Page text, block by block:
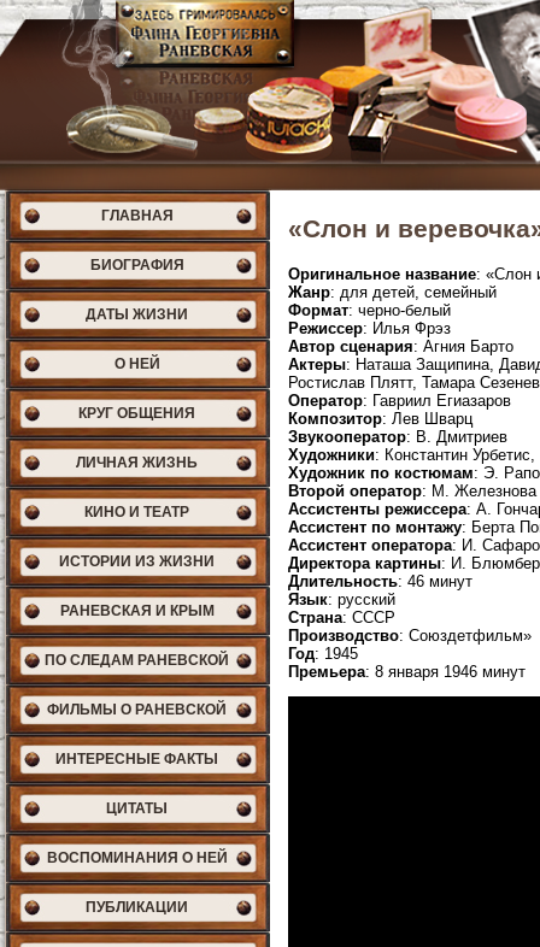
ГЛАВНАЯ
БИОГРАФИЯ
ДАТЫ ЖИЗНИ
О НЕЙ
КРУГ ОБЩЕНИЯ
ЛИЧНАЯ ЖИЗНЬ
КИНО И ТЕАТР
ИСТОРИИ ИЗ ЖИЗНИ
РАНЕВСКАЯ И КРЫМ
ПО СЛЕДАМ РАНЕВСКОЙ
ФИЛЬМЫ О РАНЕВСКОЙ
ИНТЕРЕСНЫЕ ФАКТЫ
ЦИТАТЫ
ВОСПОМИНАНИЯ О НЕЙ
ПУБЛИКАЦИИ
«Слон и
Оригинальное название: «Слон
Жанр: для детей, семейный
Формат: черно-белый
Режиссер: Илья Фрэз
Автор сценария: Агния Барто
Актеры: Наташа Защипина,
Ростислав Плятт, Тамара
Оператор: Гавриил Егиазаров
Композитор: Лев Шварц
Звукооператор: В. Дмитриев
Художники: Константин
Художник по костюмам: Э.
Второй оператор: М. Железнова
Ассистенты режиссера: А.
Ассистент по монтажу: Берта
Ассистент оператора: И.
Директора картины: И.
Длительность: 46 минут
Язык: русский
Страна: СССР
Производство: Союздетфильм»
Год: 1945
Премьера: 8 января 1946 минут